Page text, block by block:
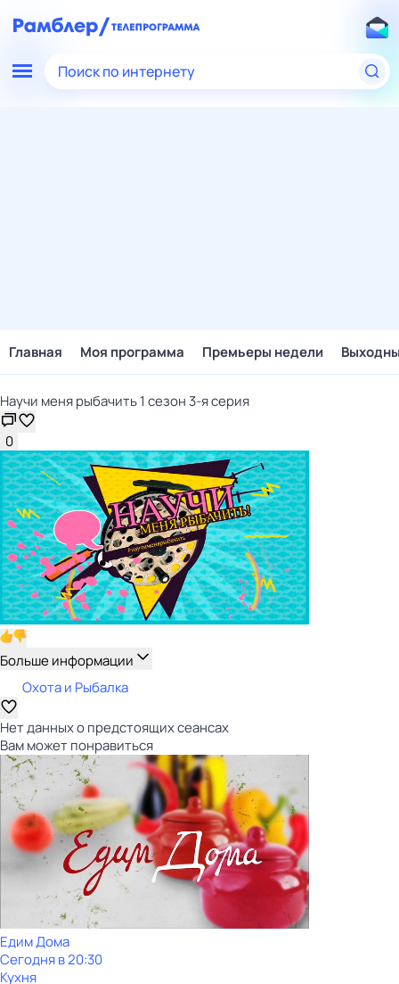
Поиск по интернету
Главная Моя программа Премьеры недели
Научи меня рыбачить 1 сезон 3-я серия
0
Больше информации
Охота и Рыбалка
Нет данных о предстоящих сеансах
Вам может понравиться
Едим Дома
Сегодня в 20:30
Кухня